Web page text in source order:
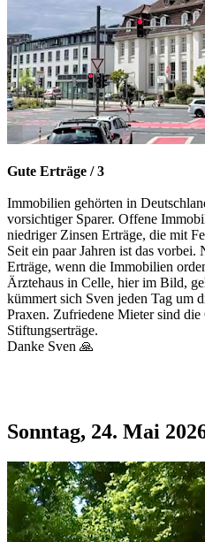
Gute Erträge / 3
Immobilien gehörten in
vorsichtiger Sparer. Offene
niedriger Zinsen Erträge, die mit
Seit ein paar Jahren ist das vorbei.
Erträge, wenn die Immobilien
Ärztehaus in Celle, hier im Bild,
kümmert sich Sven jeden Tag um
Praxen. Zufriedene Mieter sind die
Stiftungserträge.
Danke Sven 🙏
Sonntag, 24. Mai